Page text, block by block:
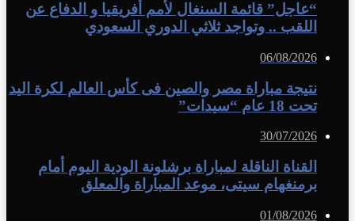
“عاجل” قائمة السنغال لأمم أفريقيا و الدفاع عن
اللقب .. وتواجد ثلاثي الدوري السعودي
06/08/2026
نتيجة مباراة مصر والصين فى كأس العالم لكرة اليد
تحت 18 عام “سيدات”
30/07/2026
القناة الناقلة لمباراة برشلونة الودية اليوم أمام
برمنغهام سيتى، موعد المباراة والمعلق
01/08/2026